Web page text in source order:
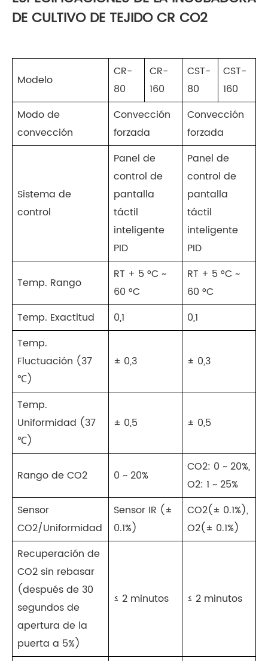
DE CULTIVO DE TEJIDO CR CO2
Modelo
CR-
80
CR-
160
CST-
80
CST-
160
Modo de
convección
Convección
forzada
Convección
forzada
Sistema de
control
Panel de
control de
pantalla
táctil
inteligente
PID
Panel de
control de
pantalla
táctil
inteligente
PID
Temp. Rango
RT + 5 °C ~
60 °C
RT + 5 °C ~
60 °C
Temp. Exactitud
0,1
0,1
Temp.
Fluctuación (37
℃)
± 0,3 ± 0,3
Temp.
Uniformidad (37
℃)
± 0,5 ± 0,5
Rango de CO2 0 ~ 20%
CO2: 0 ~ 20%,
O2: 1 ~ 25%
Sensor
CO2/Uniformidad
Sensor IR (±
0.1%)
CO2(± 0.1%),
O2(± 0.1%)
Recuperación de
CO2 sin rebasar
(después de 30
segundos de
apertura de la
puerta a 5%)
≤ 2 minutos ≤ 2 minutos